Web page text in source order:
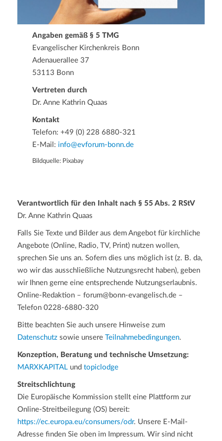
Angaben gemäß § 5 TMG
Evangelischer Kirchenkreis Bonn
Adenauerallee 37
53113 Bonn
Vertreten durch
Dr. Anne Kathrin Quaas
Kontakt
Telefon: +49 (0) 228 6880-321
E-Mail: info@evforum-bonn.de
Bildquelle: Pixabay
Verantwortlich für den Inhalt nach § 55 Abs. 2 RStV
Dr. Anne Kathrin Quaas
Falls Sie Texte und Bilder aus dem Angebot für kirchliche
Angebote (Online, Radio, TV, Print) nutzen wollen,
sprechen Sie uns an. Sofern dies uns möglich ist (z. B. da,
wo wir das ausschließliche Nutzungsrecht haben), geben
wir Ihnen gerne eine entsprechende Nutzungserlaubnis.
Online-Redaktion – forum@bonn-evangelisch.de –
Telefon 0228-6880-320
Bitte beachten Sie auch unsere Hinweise zum
Datenschutz sowie unsere Teilnahmebedingungen.
Konzeption, Beratung und technische Umsetzung:
MARXKAPITAL und topiclodge
Streitschlichtung
Die Europäische Kommission stellt eine Plattform zur
Online-Streitbeilegung (OS) bereit:
https://ec.europa.eu/consumers/odr. Unsere E-Mail-
Adresse finden Sie oben im Impressum. Wir sind nicht